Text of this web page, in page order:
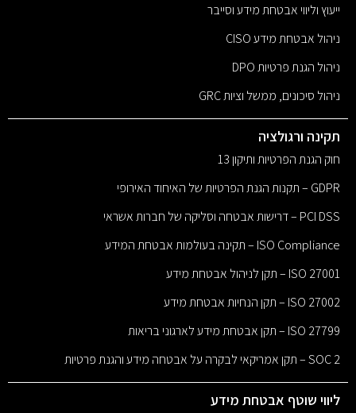
ייעוץ וליווי אבטחת מידע וסייבר
ניהול אבטחת מידע CISO
ניהול הגנת פרטיות DPO
ניהול סיכונים, ממשל וציות GRC
תקינה ורגולציה
חוק הגנת הפרטיות ותיקון 13
GDPR – תקנות הגנת הפרטיות של האיחוד האירופי
PCI DSS – דרישות אבטחה וסליקה של חברות אשראי
ISO Compliance – תקינה בעולמות אבטחת המידע
ISO 27001 – תקן לניהול אבטחת מידע
ISO 27002 – תקן הנחיות אבטחת מידע
ISO 27799 – תקן אבטחת מידע לארגוני בריאות
SOC 2 – תקן אמריקאי לבקרה על אבטחה מידע והגנת פרטיות
ליווי שוטף אבטחת מידע